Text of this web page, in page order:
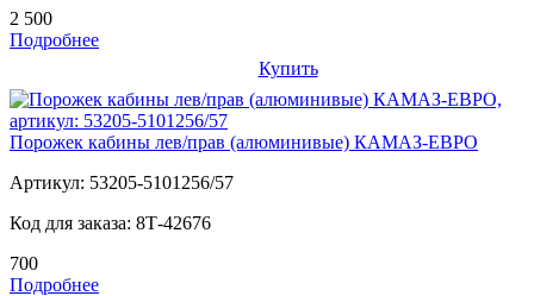
2 500
Подробнее
Купить
Порожек кабины лев/прав (алюминивые) КАМАЗ-ЕВРО
Артикул: 53205-5101256/57
Код для заказа: 8Т-42676
700
Подробнее